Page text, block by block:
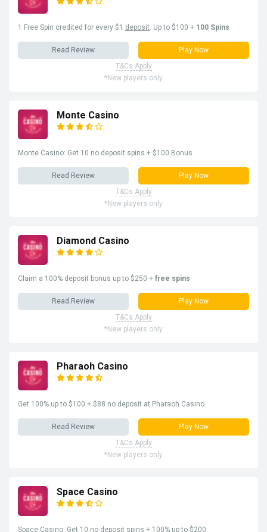
1 Free Spin credited for every $1 deposit. Up to $100 + 100 Spins
Read Review
Play Now
T&Cs Apply
*New players only
Monte Casino
Monte Casino: Get 10 no deposit spins + $100 Bonus
Read Review
Play Now
T&Cs Apply
*New players only
Diamond Casino
Claim a 100% deposit bonus up to $250 + free spins
Read Review
Play Now
T&Cs Apply
*New players only
Pharaoh Casino
Get 100% up to $100 + $88 no deposit at Pharaoh Casino
Read Review
Play Now
T&Cs Apply
*New players only
Space Casino
Space Casino: Get 10 no deposit spins + 100% up to $200